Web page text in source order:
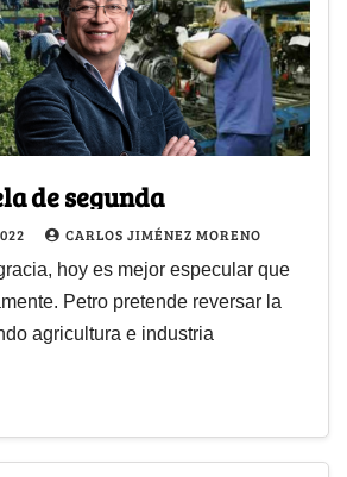
de segunda
CARLOS JIMÉNEZ MORENO
hoy es mejor especular que
Petro pretende reversar la
agricultura e industria